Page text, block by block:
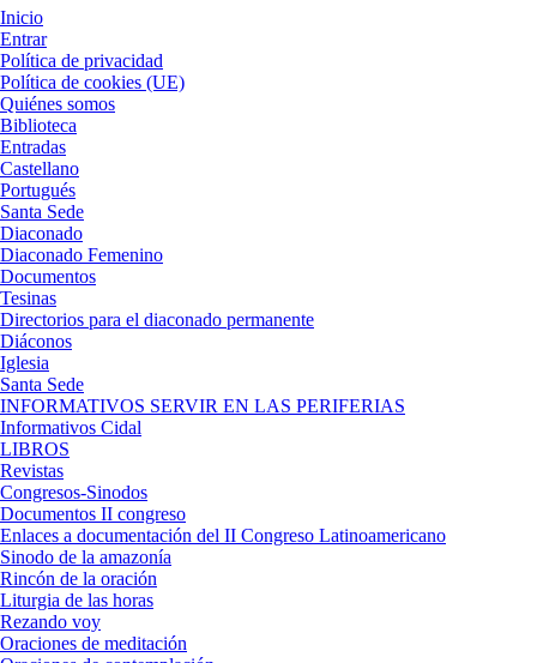
Menú
Inicio
Entrar
Política de privacidad
Política de cookies (UE)
Quiénes somos
Biblioteca
Entradas
Castellano
Portugués
Santa Sede
Diaconado
Diaconado Femenino
Documentos
Tesinas
Directorios para el diaconado permanente
Diáconos
Iglesia
Santa Sede
INFORMATIVOS SERVIR EN LAS PERIFERIAS
Informativos Cidal
LIBROS
Revistas
Congresos-Sinodos
Documentos II congreso
Enlaces a documentación del II Congreso Latinoamericano
Sinodo de la amazonía
Rincón de la oración
Liturgia de las horas
Rezando voy
Oraciones de meditación